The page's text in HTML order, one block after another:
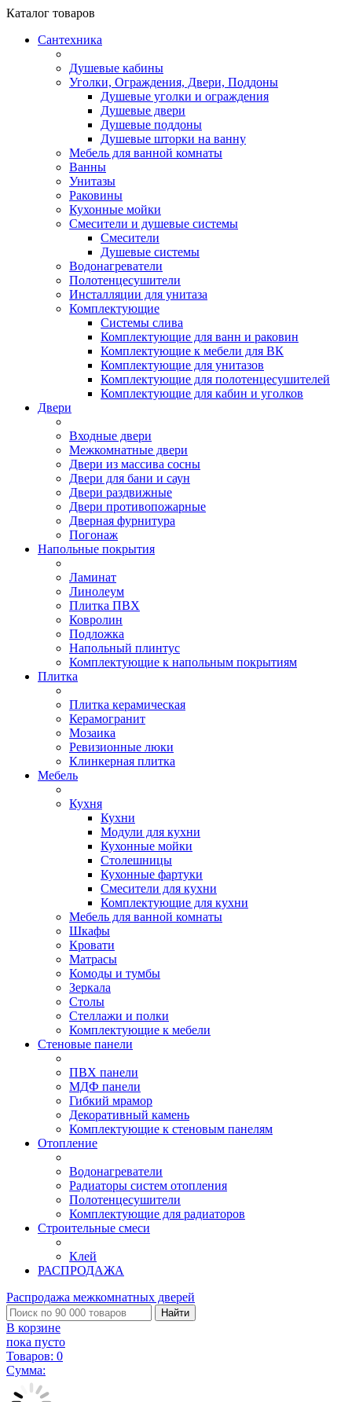
Каталог товаров
Сантехника
Душевые кабины
Уголки, Ограждения, Двери, Поддоны
Душевые уголки и ограждения
Душевые двери
Душевые поддоны
Душевые шторки на ванну
Мебель для ванной комнаты
Ванны
Унитазы
Раковины
Кухонные мойки
Смесители и душевые системы
Смесители
Душевые системы
Водонагреватели
Полотенцесушители
Инсталляции для унитаза
Комплектующие
Системы слива
Комплектующие для ванн и раковин
Комплектующие к мебели для ВК
Комплектующие для унитазов
Комплектующие для полотенцесушителей
Комплектующие для кабин и уголков
Двери
Входные двери
Межкомнатные двери
Двери из массива сосны
Двери для бани и саун
Двери раздвижные
Двери противопожарные
Дверная фурнитура
Погонаж
Напольные покрытия
Ламинат
Линолеум
Плитка ПВХ
Ковролин
Подложка
Напольный плинтус
Комплектующие к напольным покрытиям
Плитка
Плитка керамическая
Керамогранит
Мозаика
Ревизионные люки
Клинкерная плитка
Мебель
Кухня
Кухни
Модули для кухни
Кухонные мойки
Столешницы
Кухонные фартуки
Смесители для кухни
Комплектующие для кухни
Мебель для ванной комнаты
Шкафы
Кровати
Матрасы
Комоды и тумбы
Зеркала
Столы
Стеллажи и полки
Комплектующие к мебели
Стеновые панели
ПВХ панели
МДФ панели
Гибкий мрамор
Декоративный камень
Комплектующие к стеновым панелям
Отопление
Водонагреватели
Радиаторы систем отопления
Полотенцесушители
Комплектующие для радиаторов
Строительные смеси
Клей
РАСПРОДАЖА
Распродажа межкомнатных дверей
Найти
В корзине
пока пусто
Товаров: 0
Сумма: